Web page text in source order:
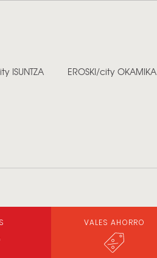
ISUNTZA EROSKI/city OKAMIKA
VALES AHORRO